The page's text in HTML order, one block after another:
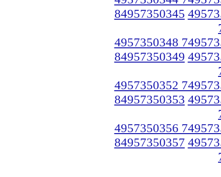
84957350345
4957350348
84957350349
4957350352
84957350353
4957350356
84957350357